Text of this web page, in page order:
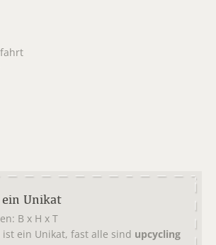
ein Unikat
B x H x T
ist ein Unikat, fast alle sind upcycling